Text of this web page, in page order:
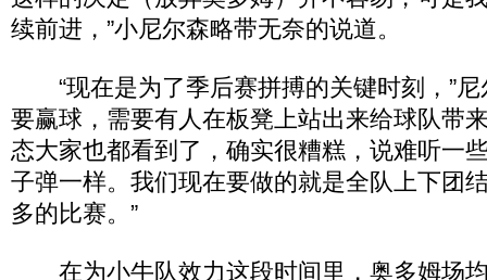
续前进，”小尼尔森略带无奈的说道。
“现在是为了季后赛拼搏的关键时刻，”尼
要赢球，需要有人在板凳上站出来给球队带
态大家也都看到了，确实很糟糕，说难听一
子弹一样。我们现在要做的就是全队上下团
多的比赛。”
在为小牛队效力这段时间里，奥多姆场